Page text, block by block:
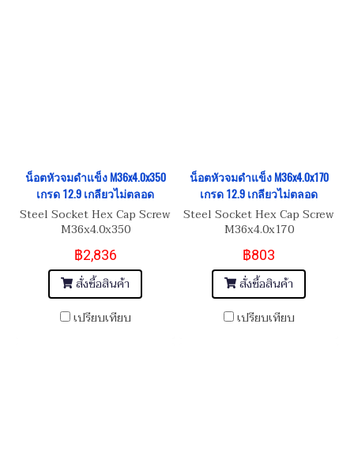
น็อตหัวจมดำแข็ง M36x4.0x350
เกรด 12.9 เกลียวไม่ตลอด
Steel Socket Hex Cap Screw
M36x4.0x350
฿2,836
สั่งซื้อสินค้า
เปรียบเทียบ
น็อตหัวจมดำแข็ง M36x4.0x170
เกรด 12.9 เกลียวไม่ตลอด
Steel Socket Hex Cap Screw
M36x4.0x170
฿803
สั่งซื้อสินค้า
เปรียบเทียบ